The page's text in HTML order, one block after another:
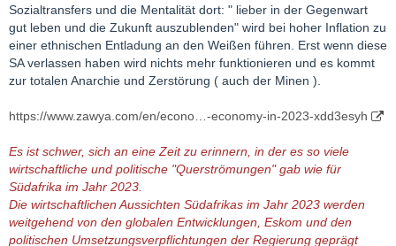
Sozialtransfers und die Mentalität dort: " lieber in der Gegenwart
gut leben und die Zukunft auszublenden" wird bei hoher Inflation zu
einer ethnischen Entladung an den Weißen führen. Erst wenn diese
SA verlassen haben wird nichts mehr funktionieren und es kommt
zur totalen Anarchie und Zerstörung ( auch der Minen ).
https://www.zawya.com/en/econo…-economy-in-2023-xdd3esyh
Es ist schwer, sich an eine Zeit zu erinnern, in der es so viele
wirtschaftliche und politische "Querströmungen" gab wie für
Südafrika im Jahr 2023.
Die wirtschaftlichen Aussichten Südafrikas im Jahr 2023 werden
weitgehend von den globalen Entwicklungen, Eskom und den
politischen Umsetzungsverpflichtungen der Regierung geprägt